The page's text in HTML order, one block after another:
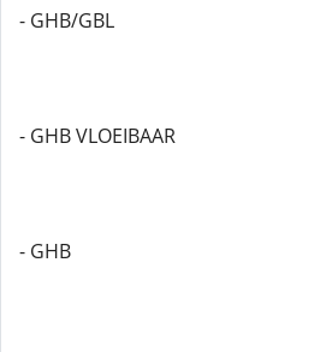
- GHB/GBL
- GHB VLOEIBAAR
- GHB